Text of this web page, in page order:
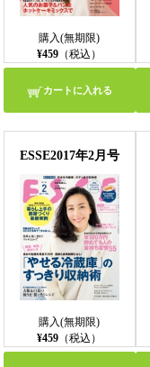
購入(無期限)
¥459 （税込）
カートに入れる
ESSE2017年2月号
購入(無期限)
¥459 （税込）